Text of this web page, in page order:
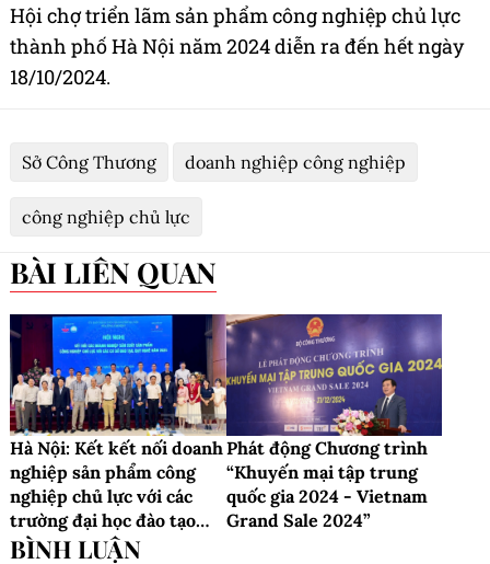
Hội chợ triển lãm sản phẩm công nghiệp chủ lực
thành phố Hà Nội năm 2024 diễn ra đến hết ngày
18/10/2024.
Sở Công Thương doanh nghiệp công nghiệp
công nghiệp chủ lực
BÀI LIÊN QUAN
Hà Nội: Kết kết nối doanh
nghiệp sản phẩm công
nghiệp chủ lực với các
trường đại học đào tạo
nghề
Phát động Chương trình
“Khuyến mại tập trung
quốc gia 2024 - Vietnam
Grand Sale 2024”